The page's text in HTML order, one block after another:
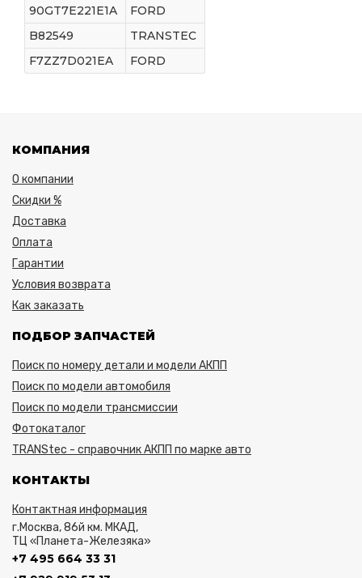
90GT7E221E1A
FORD
B82549
TRANSTEC
F7ZZ7D021EA
FORD
КОМПАНИЯ
О компании
Скидки %
Доставка
Оплата
Гарантии
Условия возврата
Как заказать
ПОДБОР ЗАПЧАСТЕЙ
Поиск по номеру детали и модели АКПП
Поиск по модели автомобиля
Поиск по модели трансмиссии
Фотокаталог
TRANStec - справочник АКПП по марке авто
КОНТАКТЫ
Контактная информация
г.Москва, 86й км. МКАД,
ТЦ «Планета-Железяка»
+7 495 664 33 31